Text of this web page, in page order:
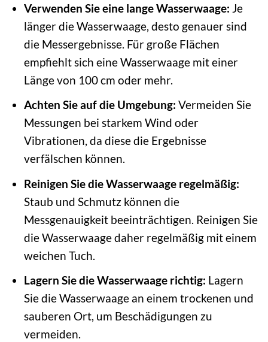
Verwenden Sie eine lange Wasserwaage: Je
länger die Wasserwaage, desto genauer sind
die Messergebnisse. Für große Flächen
empfiehlt sich eine Wasserwaage mit einer
Länge von 100 cm oder mehr.
Achten Sie auf die Umgebung: Vermeiden Sie
Messungen bei starkem Wind oder
Vibrationen, da diese die Ergebnisse
verfälschen können.
Reinigen Sie die Wasserwaage regelmäßig:
Staub und Schmutz können die
Messgenauigkeit beeinträchtigen. Reinigen Sie
die Wasserwaage daher regelmäßig mit einem
weichen Tuch.
Lagern Sie die Wasserwaage richtig: Lagern
Sie die Wasserwaage an einem trockenen und
sauberen Ort, um Beschädigungen zu
vermeiden.